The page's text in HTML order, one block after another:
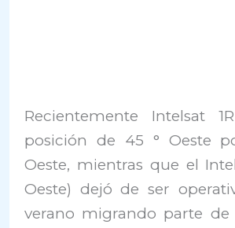
Recientemente Intelsat
posición de 45 ° Oeste
Oeste, mientras que el
Oeste) dejó de ser
verano migrando parte de